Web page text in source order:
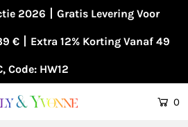
2026丨Gratis Levering Voor
€丨Extra 12% Korting Vanaf 49
Code: HW12
0